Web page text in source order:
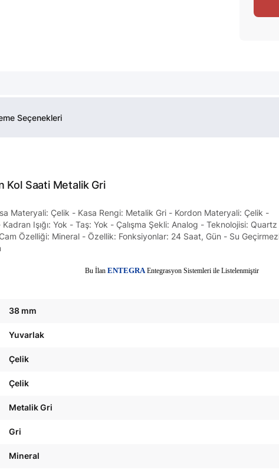
Seçenekleri
Kol Saati Metalik Gri
Materyali: Çelik - Kasa Rengi: Metalik Gri - Kordon Materyali: Çelik -
Işığı: Yok - Taş: Yok - Çalışma Şekli: Analog - Teknolojisi:
Özelliği: Mineral - Özellik: Fonksiyonlar: 24 Saat, Gün - Su
Bu İlan ENTEGRAEntegrasyon Sistemleri ile Listelenmiştir
38 mm
Yuvarlak
Çelik
Çelik
Metalik Gri
Gri
Mineral